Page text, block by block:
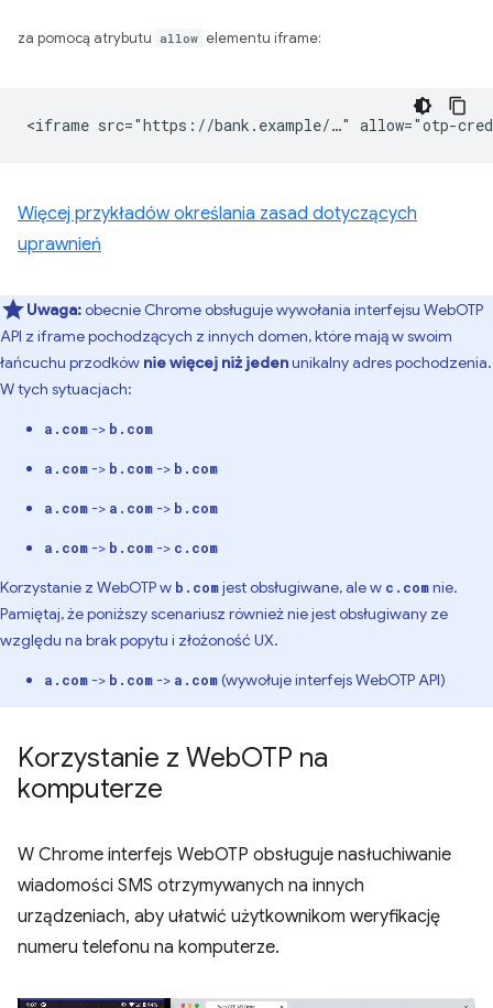
za pomocą atrybutu allow elementu iframe:
Więcej przykładów określania zasad dotyczących
uprawnień
Uwaga:obecnie Chrome obsługuje wywołania interfejsu WebOTP
API z iframe pochodzących z innych domen, które mają w swoim
łańcuchu przodków nie więcej niż jedenunikalny adres pochodzenia.
W tych sytuacjach:
a.com-> b.com
a.com-> b.com-> b.com
a.com-> a.com-> b.com
a.com-> b.com-> c.com
Korzystanie z WebOTP w b.comjest obsługiwane, ale w c.comnie.
Pamiętaj, że poniższy scenariusz również nie jest obsługiwany ze
względu na brak popytu i złożoność UX.
a.com-> b.com-> a.com(wywołuje interfejs WebOTP API)
Korzystanie z WebOTP na
komputerze
W Chrome interfejs WebOTP obsługuje nasłuchiwanie
wiadomości SMS otrzymywanych na innych
urządzeniach, aby ułatwić użytkownikom weryfikację
numeru telefonu na komputerze.